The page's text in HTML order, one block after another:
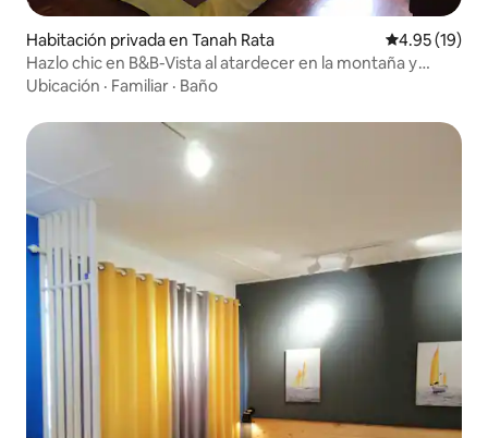
Habitación privada en Tanah Rata Calificación
4.95 (19)
Hazlo chic en B&B-Vista al atardecer en la montaña y
desayuno J13
Ubicación · Familiar · Baño